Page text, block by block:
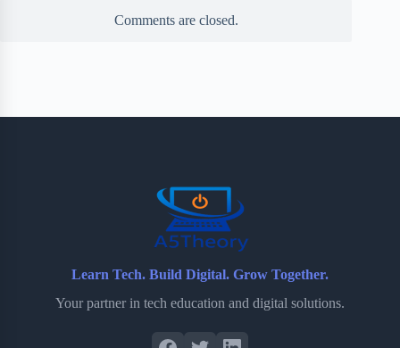
Comments are closed.
Learn Tech. Build Digital. Grow Together.
Your partner in tech education and digital solutions.